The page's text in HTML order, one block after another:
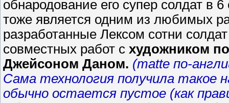
обнародование его супер солдат в
тоже является одним из любимых
разработанные Лексом сотни
совместных работ с художником
Джейсоном Даном. (matte по-
Cама технология получила такое
обычно остается пустое (как